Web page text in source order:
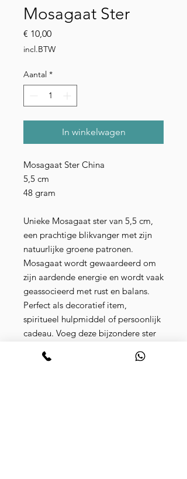
Mosagaat Ster
€ 10,00Prijs
incl.BTW
Aantal *
In winkelwagen
Mosagaat Ster China
5,5 cm
48 gram
Unieke Mosagaat ster van 5,5 cm,
een prachtige blikvanger met zijn
natuurlijke groene patronen.
Mosagaat wordt gewaardeerd om
zijn aardende energie en wordt vaak
geassocieerd met rust en balans.
Perfect als decoratief item,
spiritueel hulpmiddel of persoonlijk
cadeau. Voeg deze bijzondere ster
kracht van de natuur!